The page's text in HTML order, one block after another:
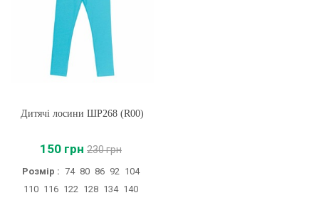
Дитячі лосини ШР268 (R00)
150 грн 230 грн
Розмір : 74 80 86 92 104
110 116 122 128 134 140